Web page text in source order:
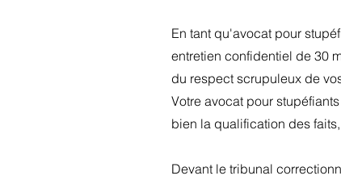
En tant qu'avocat pour
entretien confidentiel de 30
du respect scrupuleux de
Votre avocat pour
bien la qualification des
Devant le tribunal